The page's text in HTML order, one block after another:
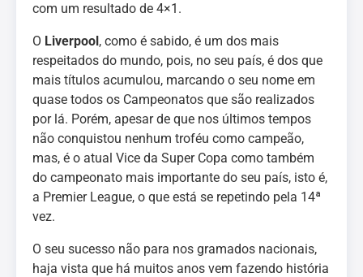
com um resultado de 4×1.
O Liverpool, como é sabido, é um dos mais
respeitados do mundo, pois, no seu país, é dos que
mais títulos acumulou, marcando o seu nome em
quase todos os Campeonatos que são realizados
por lá. Porém, apesar de que nos últimos tempos
não conquistou nenhum troféu como campeão,
mas, é o atual Vice da Super Copa como também
do campeonato mais importante do seu país, isto é,
a Premier League, o que está se repetindo pela 14ª
vez.
O seu sucesso não para nos gramados nacionais,
haja vista que há muitos anos vem fazendo história